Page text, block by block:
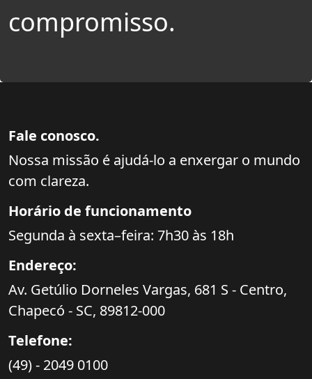
compromisso.
Fale conosco.
Nossa missão é ajudá-lo a enxergar o mundo
com clareza.
Horário de funcionamento
Segunda à sexta–feira: 7h30 às 18h
Endereço:
Av. Getúlio Dorneles Vargas, 681 S - Centro,
Chapecó - SC, 89812-000
Telefone:
(49) - 2049 0100